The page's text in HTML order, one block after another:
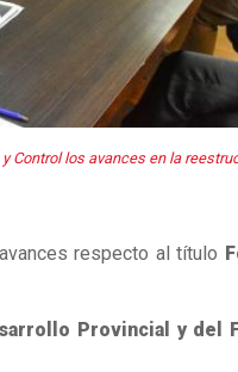
Control los avances en la
respecto al título
Provincial y del